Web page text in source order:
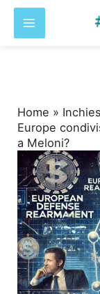
Home »
Europe
a Meloni?